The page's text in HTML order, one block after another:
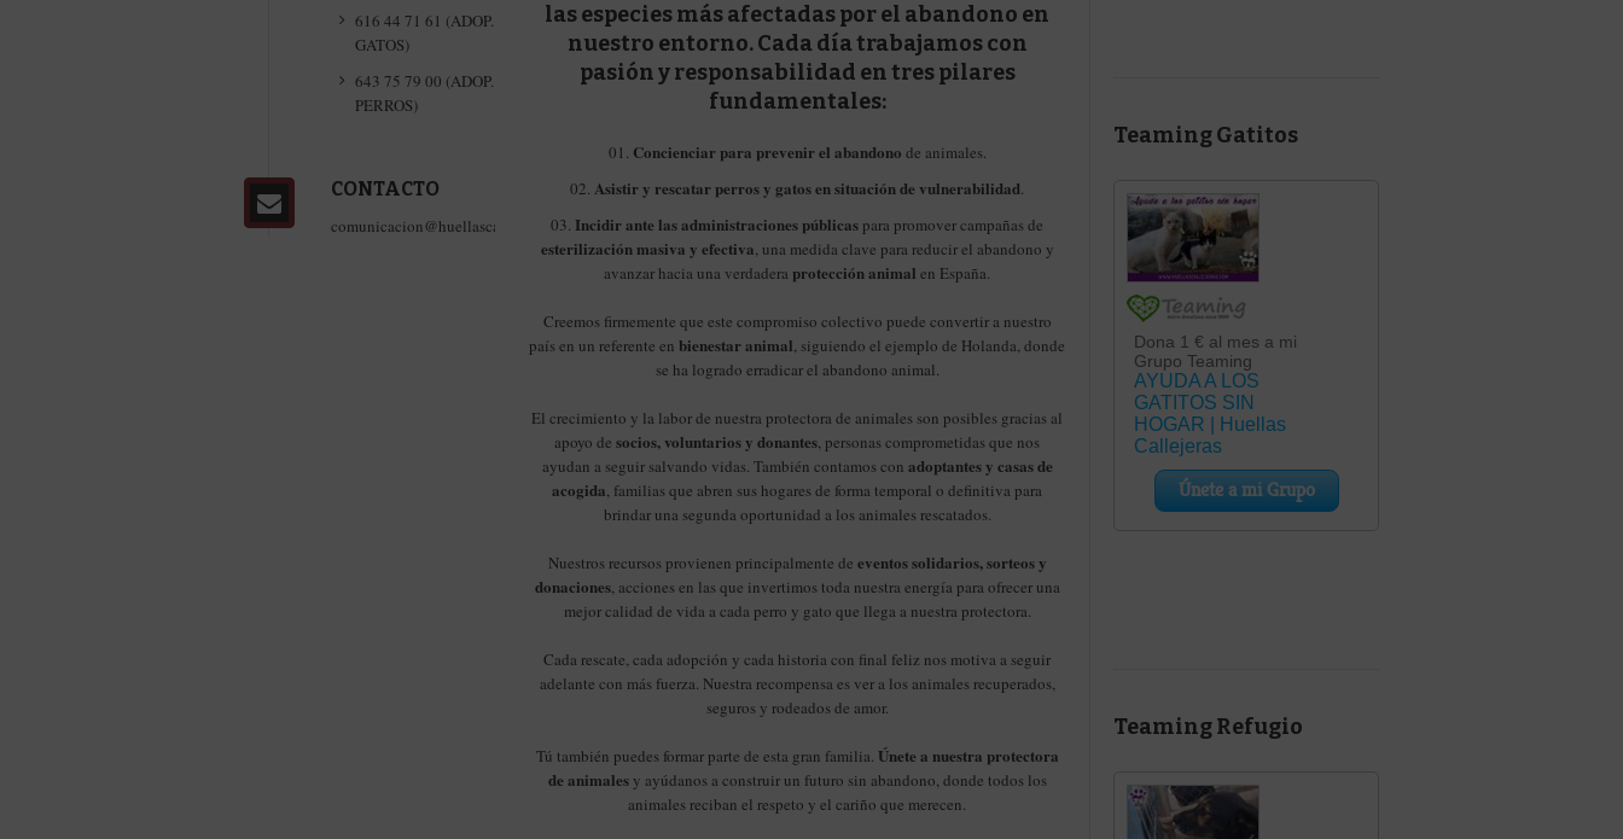
616 44 71 61 (ADOP.
GATOS)
643 75 79 00 (ADOP.
PERROS)
CONTACTO
comunicacion@huellascallejeras.com
las especies más afectadas por el abandono en
nuestro entorno. Cada día trabajamos con
pasión y responsabilidad en tres pilares
fundamentales:
Concienciar para prevenir el abandono de animales.
Asistir y rescatar perros y gatos en situación de vulnerabilidad.
Incidir ante las administraciones públicas para promover campañas de
esterilización masiva y efectiva, una medida clave para reducir el abandono y
avanzar hacia una verdadera protección animal en España.
Creemos firmemente que este compromiso colectivo puede convertir a nuestro
país en un referente enbienestar animal, siguiendo el ejemplo de Holanda, donde
se ha logrado erradicar el abandono animal.
El crecimiento y la labor de nuestra protectora de animales son posibles gracias al
apoyo desocios, voluntarios y donantes, personas comprometidas que nos
ayudan a seguir salvando vidas. También contamos con adoptantes y casas de
acogida, familias que abren sus hogares de forma temporal o definitiva para
brindar una segunda oportunidad a los animales rescatados.
Nuestros recursos provienen principalmente de eventos solidarios, sorteos y
donaciones, acciones en las que invertimos toda nuestra energía para ofrecer una
mejor calidad de vida a cada perro y gato que llega a nuestra protectora.
Cada rescate, cada adopción y cada historia con final feliz nos motiva a seguir
adelante con más fuerza. Nuestra recompensa es ver a los animales recuperados,
seguros y rodeados de amor.
Tú también puedes formar parte de esta gran familia. Únete a nuestra protectora
de animalesy ayúdanos a construir un futuro sin abandono, donde todos los
animales reciban el respeto y el cariño que merecen.
Teaming Gatitos
Teaming Refugio